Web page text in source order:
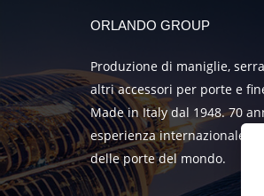
ORLANDO GROUP
Produzione di maniglie,
altri accessori per porte e
Made in Italy dal 1948. 70
esperienza internazionale al
delle porte del mondo.